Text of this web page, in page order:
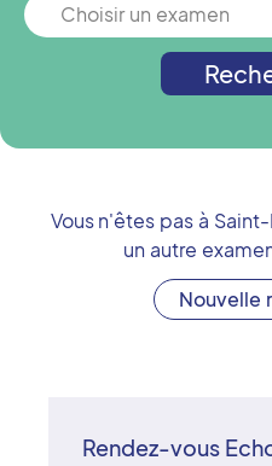
Choisir un examen
Vous n'êtes pas à
un autre
Nouvelle
Rendez-vous